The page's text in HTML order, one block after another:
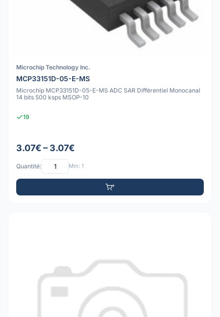
Microchip Technology Inc.
MCP33151D-05-E-MS
Microchip MCP33151D-05-E-MS ADC SAR Différentiel Monocanal
14 bits 500 ksps MSOP-10
19
3.07€ – 3.07€
Quantité: Min: 1